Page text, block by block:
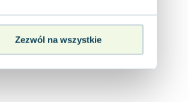
Zezwól na wszystkie